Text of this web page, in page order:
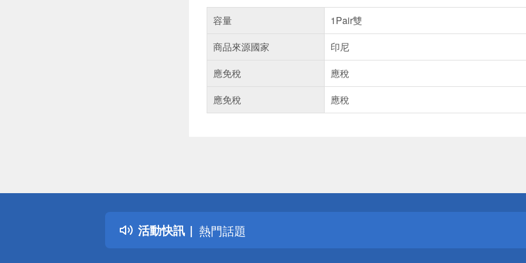
容量
1Pair雙
商品來源國家
印尼
應免稅
應稅
應免稅
應稅
活動快訊
詐騙網頁！請小心！
得獎公告
熱門話題
銀行優惠